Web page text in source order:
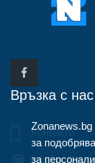
Връзка с нас
Контакти
Zonanews.bg
за
за